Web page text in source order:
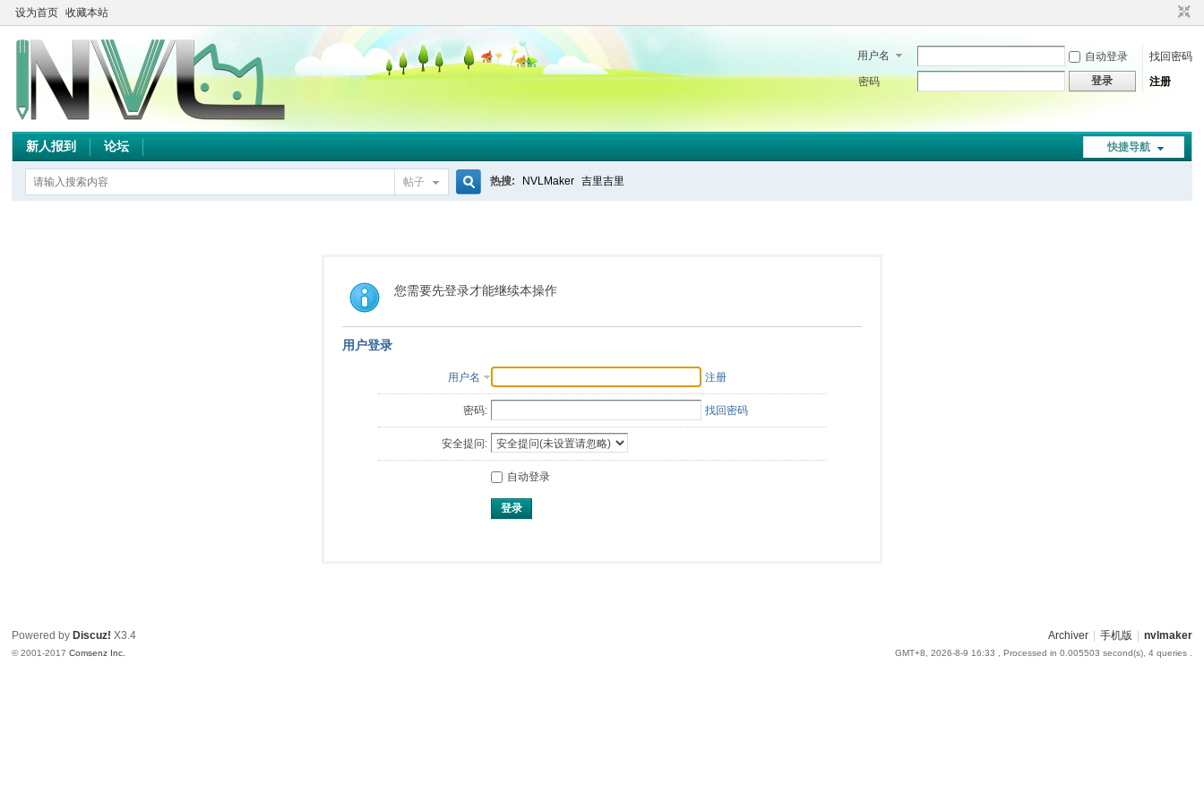
设为首页 收藏本站
用户名 自动登录
找回密码
密码
登录 注册
快捷导航
新人报到 论坛
帖子
索
热搜: NVLMaker 吉里吉里
您需要先登录才能继续本操作
用户登录
用户名 注册
密码: 找回密码
安全提问:
自动登录
登录
Archiver 手机版 nvlmaker
GMT+8, 2026-8-9 16:33 , Processed in 0.005503 second(s), 4 queries .
Powered by Discuz! X3.4
© 2001-2017Comsenz Inc.